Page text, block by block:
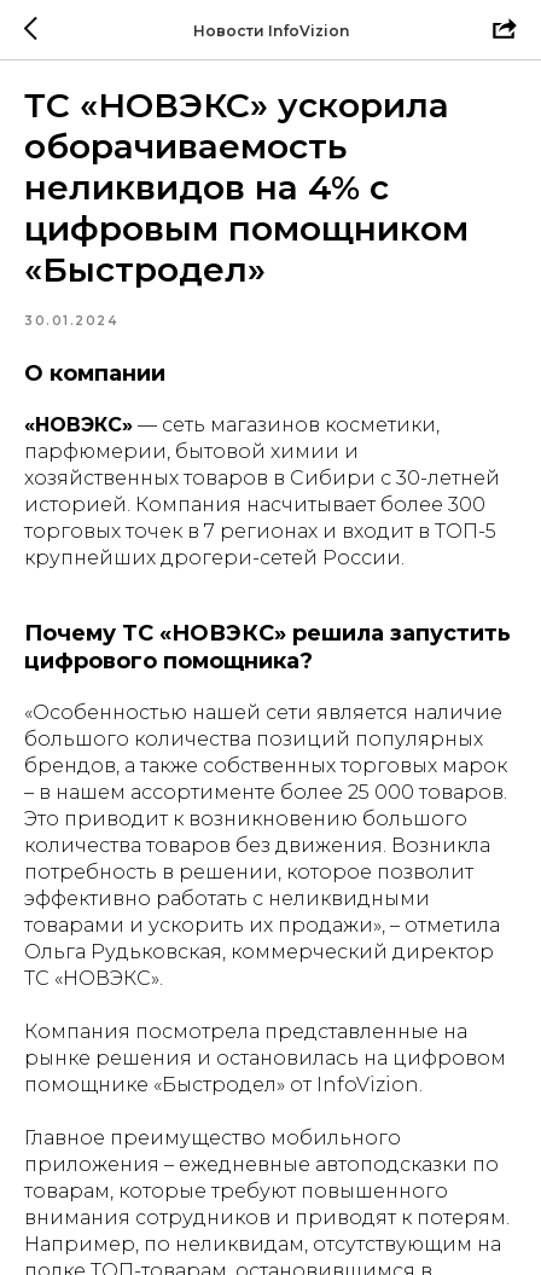
Новости InfoVizion
ТС «НОВЭКС» ускорила
оборачиваемость
неликвидов на 4% с
цифровым помощником
«Быстродел»
30.01.2024
О компании
«НОВЭКС» — сеть магазинов косметики,
парфюмерии, бытовой химии и
хозяйственных товаров в Сибири с 30-летней
историей. Компания насчитывает более 300
торговых точек в 7 регионах и входит в ТОП-5
крупнейших дрогери-сетей России.
Почему ТС «НОВЭКС» решила запустить
цифрового помощника?
«Особенностью нашей сети является наличие
большого количества позиций популярных
брендов, а также собственных торговых марок
– в нашем ассортименте более 25 000 товаров.
Это приводит к возникновению большого
количества товаров без движения. Возникла
потребность в решении, которое позволит
эффективно работать с неликвидными
товарами и ускорить их продажи», – отметила
Ольга Рудьковская, коммерческий директор
ТС «НОВЭКС».
Компания посмотрела представленные на
рынке решения и остановилась на цифровом
помощнике «Быстродел» от InfoVizion.
Главное преимущество мобильного
приложения – ежедневные автоподсказки по
товарам, которые требуют повышенного
внимания сотрудников и приводят к потерям.
Например, по неликвидам, отсутствующим на